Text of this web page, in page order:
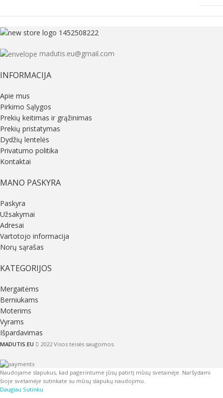
madutis.eu@gmail.com
INFORMACIJA
Apie mus
Pirkimo Sąlygos
Prekių keitimas ir grąžinimas
Prekių pristatymas
Dydžių lentelės
Privatumo politika
Kontaktai
MANO PASKYRA
Paskyra
Užsakymai
Adresai
Vartotojo informacija
Norų sąrašas
KATEGORIJOS
Mergaitėms
Berniukams
Moterims
Vyrams
Išpardavimas
MADUTIS.EU 2022 Visos teisės saugomos.
Naudojame slapukus, kad pagerintume jūsų patirtį mūsų svetainėje. Naršydami
šioje svetainėje sutinkate su mūsų slapukų naudojimu.
Daugiau Sutinku